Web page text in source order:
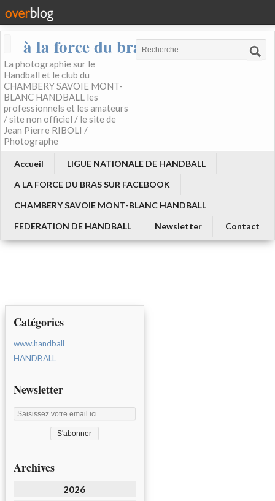
à la force du bras
La photographie sur le
Handball et le club du
CHAMBERY SAVOIE MONT-
BLANC HANDBALL les
professionnels et les amateurs
/ site non officiel / le site de
Jean Pierre RIBOLI /
Photographe
Accueil
LIGUE NATIONALE DE HANDBALL
A LA FORCE DU BRAS SUR FACEBOOK
CHAMBERY SAVOIE MONT-BLANC HANDBALL
FEDERATION DE HANDBALL
Newsletter Contact
Catégories
www.handball
HANDBALL
Newsletter
Archives
2026